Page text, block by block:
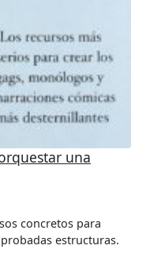
una
concretos para
estructuras.